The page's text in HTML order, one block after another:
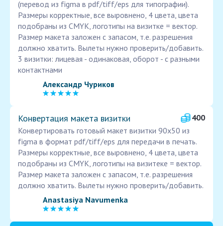
(перевод из figma в pdf/tiff/eps для типографии).
Размеры корректные, все выровнено, 4 цвета, цвета
подобраны из CMYK, логотипы на визитке = вектор.
Размер макета заложен с запасом, т.е. разрешения
должно хватить. Вылеты нужно проверить/добавить.
3 визитки: лицевая - одинаковая, оборот - с разными
контактнами
Александр Чуриков
Конвертация макета визитки
400
Конвертировать готовый макет визитки 90х50 из
figma в формат pdf/tiff/eps для передачи в печать.
Размеры корректные, все выровнено, 4 цвета, цвета
подобраны из CMYK, логотипы на визитеке = вектор.
Размер макета заложен с запасом, т.е. разрешения
должно хватить. Вылеты нужно проверить/добавить.
Anastasiya Navumenka